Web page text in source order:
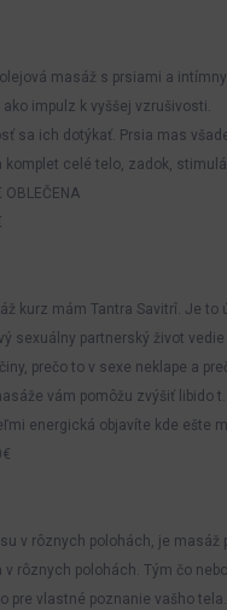
masáž s prsiami a
impulz k vyššej vzrušivosti.
sa ich dotýkať. Prsia mas
komplet celé telo, zadok,
kurz mám Tantra Savitrî. Je to
sexuálny partnerský život
prečo to v sexe neklape a
vám pomôžu zvýšiť libido
energická objavíte kde ešte
v rôznych polohách, je
v rôznych polohách. Tým čo
pre vlastné poznanie vašho